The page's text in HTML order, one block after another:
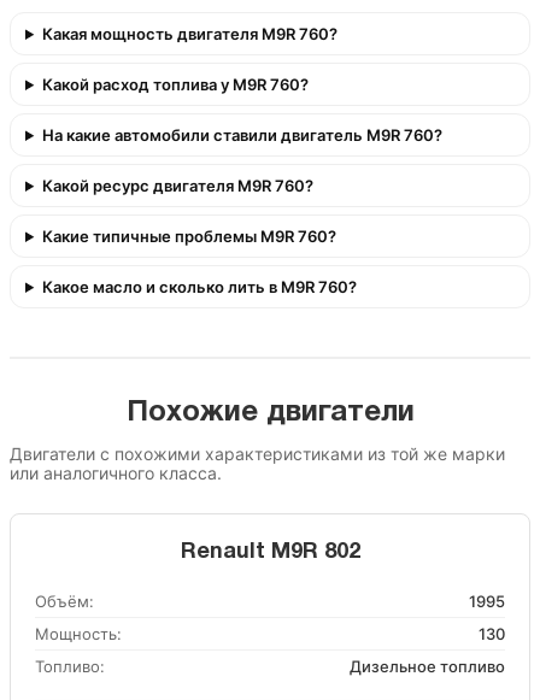
Какая мощность двигателя M9R 760?
Какой расход топлива у M9R 760?
На какие автомобили ставили двигатель M9R 760?
Какой ресурс двигателя M9R 760?
Какие типичные проблемы M9R 760?
Какое масло и сколько лить в M9R 760?
Похожие двигатели
Двигатели с похожими характеристиками из той же марки
или аналогичного класса.
Renault M9R 802
Объём:
1995
Мощность:
130
Топливо:
Дизельное топливо